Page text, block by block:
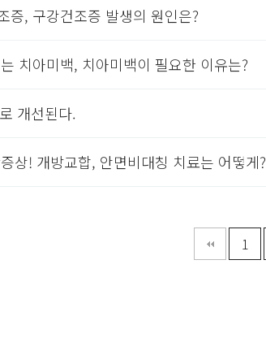
증, 구강건조증 발생의 원인은?
치아미백, 치아미백이 필요한 이유는?
개선된다.
상! 개방교합, 안면비대칭 치료는 어떻게?
1